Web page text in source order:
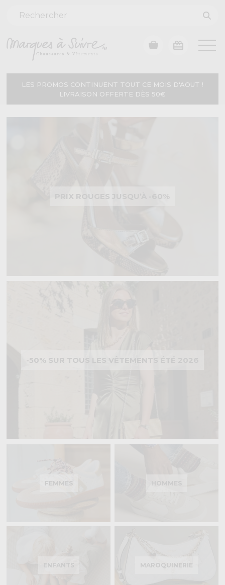
LES PROMOS CONTINUENT TOUT CE MOIS D'AOUT !
LIVRAISON OFFERTE DÈS 50€
PRIX ROUGES JUSQU’À -60%
-50% SUR TOUS LES VÊTEMENTS ÉTÉ 2026
FEMMES
ENFANTS MAROQUINERIE